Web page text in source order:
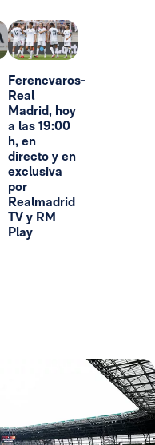
Ferencvaros-
Real
Madrid, hoy
a las 19:00
h, en
directo y en
exclusiva
por
Realmadrid
TV y RM
Play